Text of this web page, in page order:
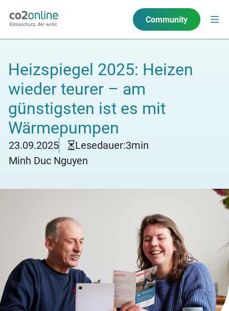
Community
Heizspiegel 2025: Heizen
wieder teurer – am
günstigsten ist es mit
Wärmepumpen
23.09.2025 Lesedauer:3min
Minh Duc Nguyen